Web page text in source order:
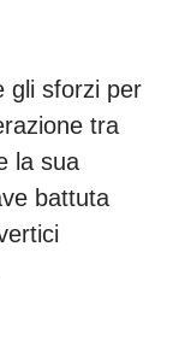
gli sforzi per
tra
la sua
battuta